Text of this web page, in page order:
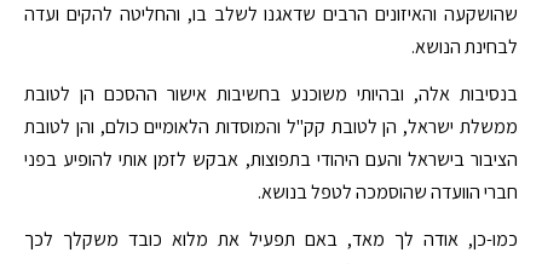
שהושקעה והאיזונים הרבים שדאגנו לשלב בו, והחליטה להקים ועדה
לבחינת הנושא.
בנסיבות אלה, ובהיותי משוכנע בחשיבות אישור ההסכם הן לטובת
ממשלת ישראל, הן לטובת קק"ל והמוסדות הלאומיים כולם, והן לטובת
הציבור בישראל והעם היהודי בתפוצות, אבקש לזמן אותי להופיע בפני
חברי הוועדה שהוסמכה לטפל בנושא.
כמו-כן, אודה לך מאד, באם תפעיל את מלוא כובד משקלך לכך